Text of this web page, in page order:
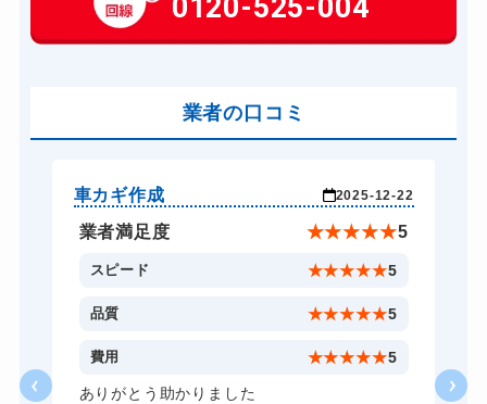
車カギ開け 13,200円～(税込)
バイクカギ作成
金庫カギ開け 14,300円～(税込)
金庫カギ修理 11,000円～(税込)
金庫カギ交換 11,000円～(税込)
ロッカーカギ開け 8,800円～(税込)
11,000円～(税込)
0120-525-004
業者の口コミ
車カギ作成 2025-12-22
業者満足度 ★★★★★5
スピード ★★★★★5
品質 ★★★★★5
費用 ★★★★★5
ありがとう助かりました